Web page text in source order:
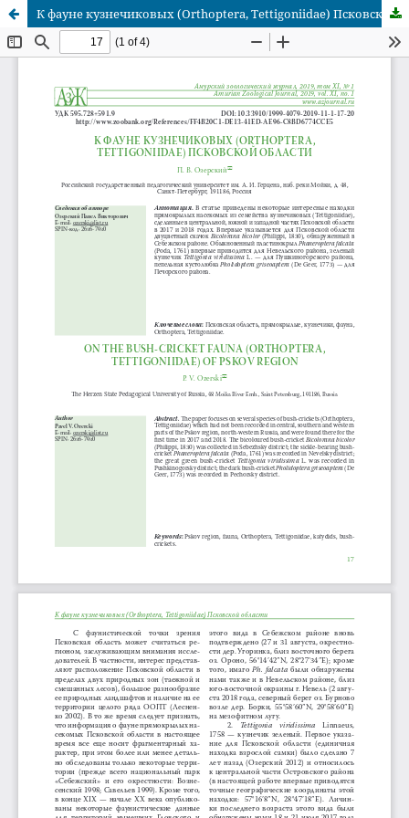
К фауне кузнечиковых (Orthoptera, Tettigoniidae) Псковской области